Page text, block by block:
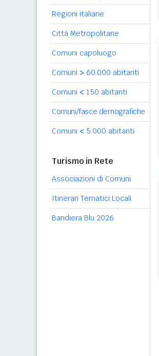
Regioni italiane
Città Metropolitane
Comuni capoluogo
Comuni > 60.000 abitanti
Comuni < 150 abitanti
Comuni/fasce demografiche
Comuni < 5.000 abitanti
Turismo in Rete
Associazioni di Comuni
Itinerari Tematici Locali
Bandiera Blu 2026